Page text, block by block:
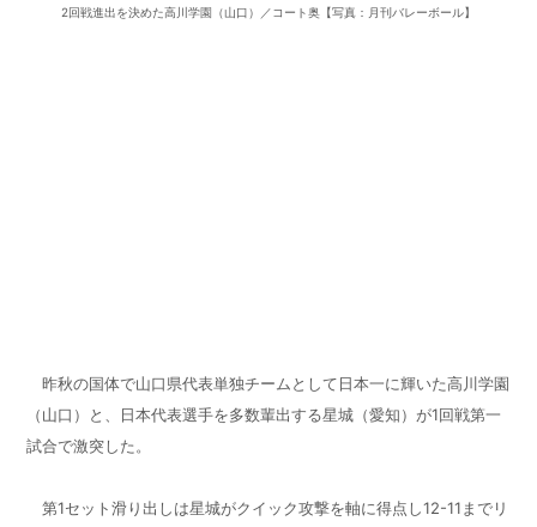
2回戦進出を決めた高川学園（山口）／コート奥【写真：月刊バレーボール】
昨秋の国体で山口県代表単独チームとして日本一に輝いた高川学園
（山口）と、日本代表選手を多数輩出する星城（愛知）が1回戦第一
試合で激突した。
第1セット滑り出しは星城がクイック攻撃を軸に得点し12-11までリ